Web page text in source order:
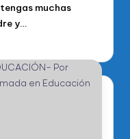
muchas
y…